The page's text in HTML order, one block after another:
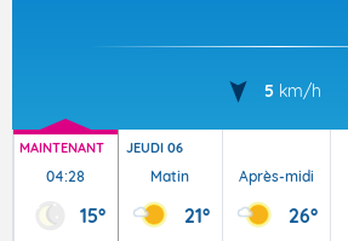
5 km/h
MAINTENANT
04:28
15°
JEUDI 06
Matin
21°
Après-midi
26°